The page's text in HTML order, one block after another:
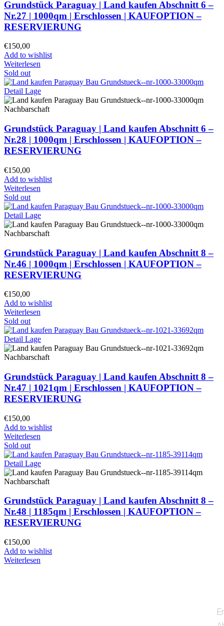
Grundstück Paraguay | Land kaufen Abschnitt 6 –
Nr.27 | 1000qm | Erschlossen | KAUFOPTION –
RESERVIERUNG
€150,00
Add to wishlist
Weiterlesen
Sold out
Grundstück Paraguay | Land kaufen Abschnitt 6 –
Nr.28 | 1000qm | Erschlossen | KAUFOPTION –
RESERVIERUNG
€150,00
Add to wishlist
Weiterlesen
Sold out
Grundstück Paraguay | Land kaufen Abschnitt 8 –
Nr.46 | 1000qm | Erschlossen | KAUFOPTION –
RESERVIERUNG
€150,00
Add to wishlist
Weiterlesen
Sold out
Grundstück Paraguay | Land kaufen Abschnitt 8 –
Nr.47 | 1021qm | Erschlossen | KAUFOPTION –
RESERVIERUNG
€150,00
Add to wishlist
Weiterlesen
Sold out
Grundstück Paraguay | Land kaufenAbschnitt 8 –
Nr.48 | 1185qm | Erschlossen | KAUFOPTION –
RESERVIERUNG
€150,00
Add to wishlist
Weiterlesen